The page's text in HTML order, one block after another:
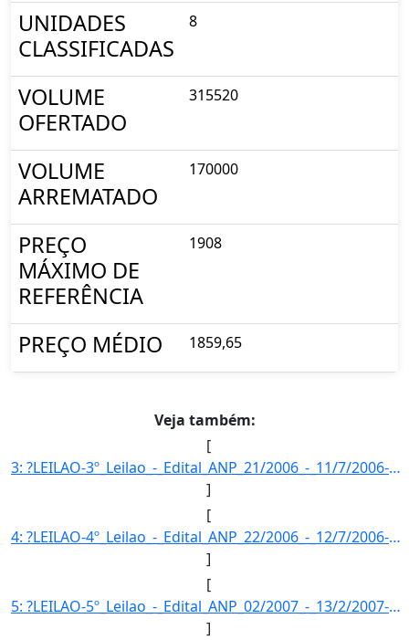
UNIDADES
CLASSIFICADAS
8
VOLUME
OFERTADO
315520
VOLUME
ARREMATADO
170000
PREÇO
MÁXIMO DE
REFERÊNCIA
1908
PREÇO MÉDIO 1859,65
Veja também:
[
3: ?LEILAO-3º_Leilao_-_Edital_ANP_21/2006_-_11/7/2006-FASE_DA_MISTURA-Fase_da_mistura_opcional_de_2%_-_]
]
[
4: ?LEILAO-4º_Leilao_-_Edital_ANP_22/2006_-_12/7/2006-FASE_DA_MISTURA-Fase_da_mistura_opcional_de_2%_-_]
]
[
5: ?LEILAO-5º_Leilao_-_Edital_ANP_02/2007_-_13/2/2007-FASE_DA_MISTURA-Fase_da_mistura_opcional_de_2%_-_]
]